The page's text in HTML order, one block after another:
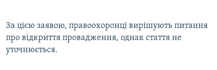
За цією заявою, правоохоронці вирішують питання
про відкриття провадження, однак стаття не
уточнюється.